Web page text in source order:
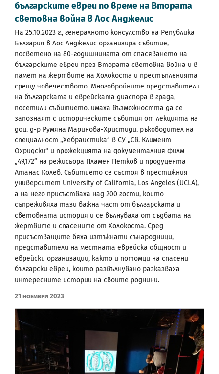
българските евреи по време на Втората
световна война в Лос Анджелис
На 25.10.2023 г., генералното консулство на Република
България в Лос Анджелис организира събитие,
посветено на 80-годишнината от спасяването на
българските евреи през Втората световна война и в
памет на жертвите на Холокоста и престъпленията
срещу човечеството. Многобройните представители
на българската и еврейската диаспора в града,
посетили събитието, имаха възможността да се
запознаят с историческите събития от лекцията на
доц. д-р Румяна Маринова-Христиди, ръководител на
специалност „Хебраистика“ в СУ „Св. Климент
Охридски“ и прожекцията на документалния филм
„49,172“ на режисьора Пламен Петков и продуцента
Атанас Колев. Събитието се състоя в престижния
университет University of California, Los Angeles (UCLA),
а на него присъстваха над 200 гости, които
съпреживяха тази важна част от българската и
световната история и се вълнуваха от съдбата на
жертвите и спасените от Холокоста. Сред
присъстващите бяха изтъкнати сънародници,
представители на местната еврейска общност и
еврейски организации, както и потомци на спасени
български евреи, които развълнувано разказваха
интересните истории на своите роднини.
21 Ноември 2023